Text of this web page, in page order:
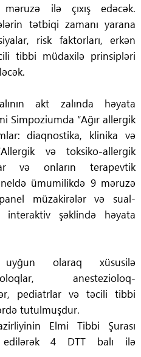
məruzə ilə çıxış edəcək.
tətbiqi zamanı yarana
risk faktorları, erkən
tibbi müdaxilə prinsipləri
akt zalında həyata
Simpoziumda “Ağır allergik
diaqnostika, klinika və
və toksiko-allergik
və onların terapevtik
ümumilikdə 9 məruzə
müzakirələr və sual-
interaktiv şəklində həyata
uyğun olaraq xüsusilə
anestezioloq-
pediatrlar və təcili tibbi
tutulmuşdur.
Elmi Tibbi Şurası
edilərək 4 DTT balı ilə